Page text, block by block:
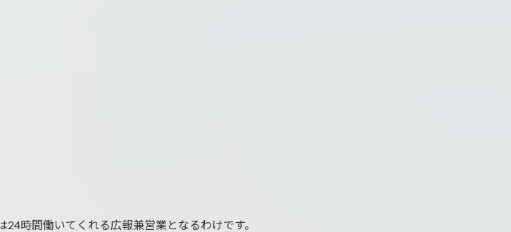
時間働いてくれる広報兼営業となるわけです。